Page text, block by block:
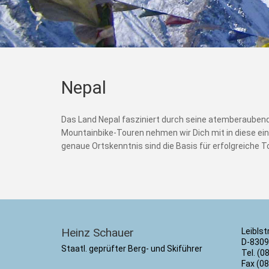
Nepal
Das Land Nepal fasziniert durch seine
Mountainbike-Touren nehmen wir Dich mit in diese
genaue Ortskenntnis sind die Basis für erfolgreiche
Heinz Schauer
Staatl. geprüfter Berg- und Skiführer
D-
Tel.
Fax